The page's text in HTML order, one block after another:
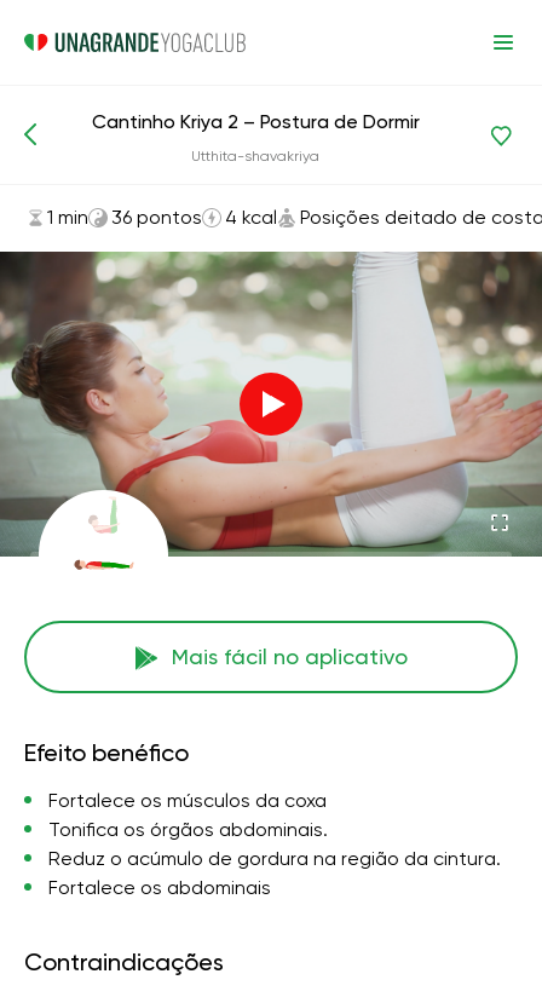
Asanas e exercícios Posições deitado de costas
Cantinho Kriya 2 – Postura de Dormir
Utthita-shavakriya
1 min 36 pontos 4 kcal Posições deitado de
Mais fácil no aplicativo
Efeito benéfico
Fortalece os músculos da coxa
Tonifica os órgãos abdominais.
Reduz o acúmulo de gordura na região da cintura.
Fortalece os abdominais
Contraindicações